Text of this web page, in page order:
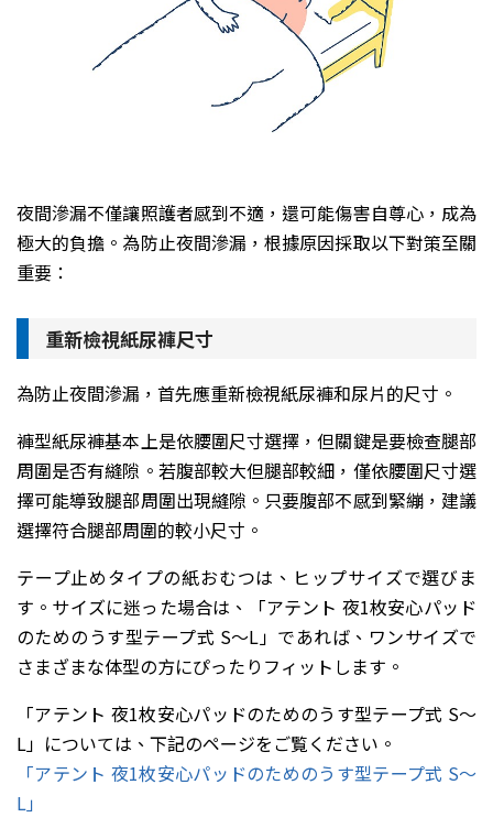
夜間滲漏不僅讓照護者感到不適，還可能傷害自尊心，成為
極大的負擔。為防止夜間滲漏，根據原因採取以下對策至關
重要：
重新檢視紙尿褲尺寸
為防止夜間滲漏，首先應重新檢視紙尿褲和尿片的尺寸。
褲型紙尿褲基本上是依腰圍尺寸選擇，但關鍵是要檢查腿部
周圍是否有縫隙。若腹部較大但腿部較細，僅依腰圍尺寸選
擇可能導致腿部周圍出現縫隙。只要腹部不感到緊繃，建議
選擇符合腿部周圍的較小尺寸。
テープ止めタイプの紙おむつは、ヒップサイズで選びま
す。サイズに迷った場合は、「アテント 夜1枚安心パッド
のためのうす型テープ式 S～L」であれば、ワンサイズで
さまざまな体型の方にぴったりフィットします。
「アテント 夜1枚安心パッドのためのうす型テープ式 S～
L」については、下記のページをご覧ください。
「アテント 夜1枚安心パッドのためのうす型テープ式 S～
L」